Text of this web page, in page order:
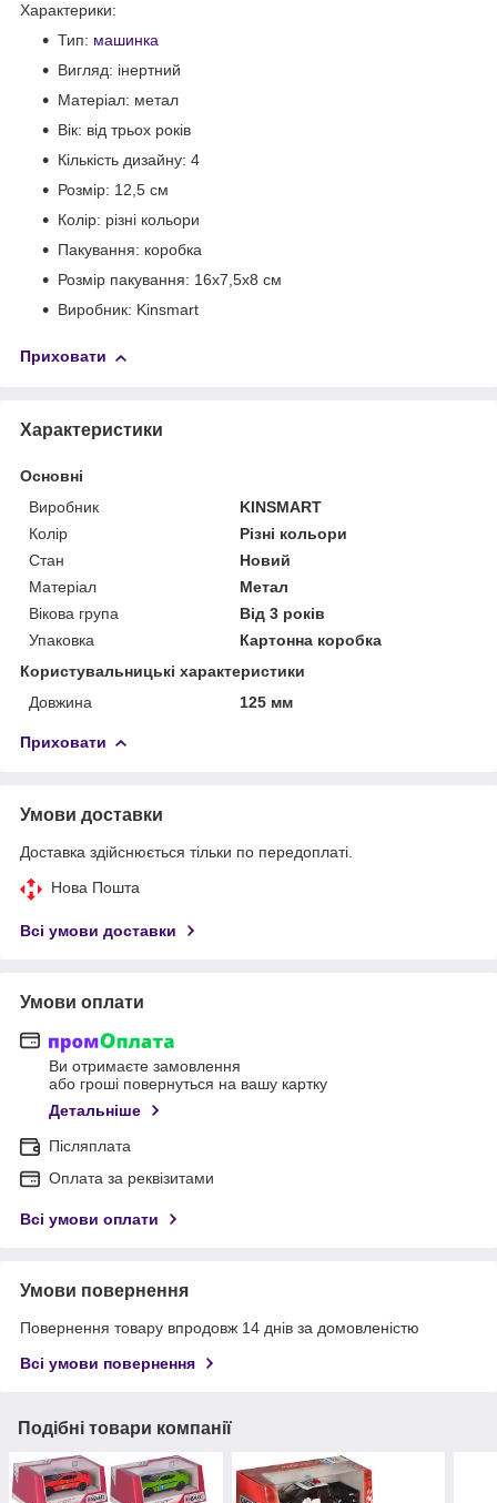
Характерики:
Тип: машинка
Вигляд: інертний
Матеріал: метал
Вік: від трьох років
Кількість дизайну: 4
Розмір: 12,5 см
Колір: різні кольори
Пакування: коробка
Розмір пакування: 16x7,5x8 см
Виробник: Kinsmart
Приховати
Характеристики
Основні
Виробник
KINSMART
Колір
Різні кольори
Стан
Новий
Матеріал
Метал
Вікова група
Від 3 років
Упаковка
Картонна коробка
Користувальницькі характеристики
Довжина
125 мм
Приховати
Умови доставки
Доставка здійснюється тільки по передоплаті.
Нова Пошта
Всі умови доставки
Умови оплати
Ви отримаєте замовлення
або гроші повернуться на вашу картку
Детальніше
Післяплата
Оплата за реквізитами
Всі умови оплати
Умови повернення
Повернення товару впродовж 14 днів за домовленістю
Всі умови повернення
Подібні товари компанії